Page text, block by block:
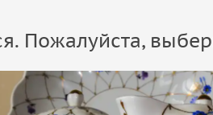
Пожалуйста,